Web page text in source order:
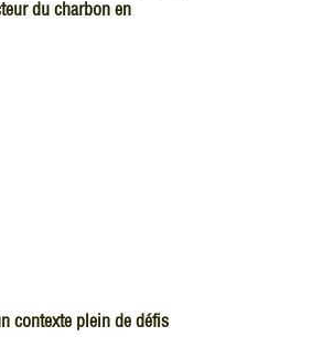
du charbon en
contexte plein de défis